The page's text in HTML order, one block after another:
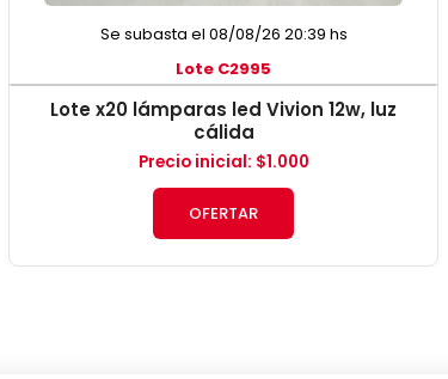
Se subasta el 08/08/26 20:39 hs
Lote C2995
Lote x20 lámparas led Vivion 12w, luz
cálida
Precio inicial: $1.000
OFERTAR